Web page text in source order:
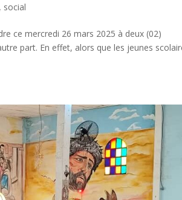
, social
ce mercredi 26 mars 2025 à deux (02)
part. En effet, alors que les jeunes